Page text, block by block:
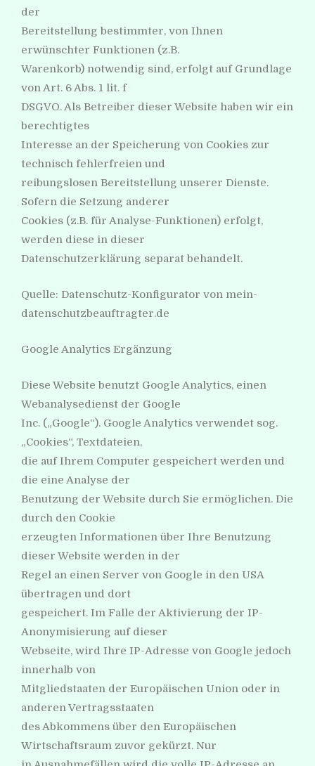
der
Bereitstellung bestimmter, von Ihnen
erwünschter Funktionen (z.B.
Warenkorb) notwendig sind, erfolgt auf Grundlage
von Art. 6 Abs. 1 lit. f
DSGVO. Als Betreiber dieser Website haben wir ein
berechtigtes
Interesse an der Speicherung von Cookies zur
technisch fehlerfreien und
reibungslosen Bereitstellung unserer Dienste.
Sofern die Setzung anderer
Cookies (z.B. für Analyse-Funktionen) erfolgt,
werden diese in dieser
Datenschutzerklärung separat behandelt.
Quelle: Datenschutz-Konfigurator von mein-
datenschutzbeauftragter.de
Google Analytics Ergänzung
Diese Website benutzt Google Analytics, einen
Webanalysedienst der Google
Inc. („Google“). Google Analytics verwendet sog.
„Cookies“, Textdateien,
die auf Ihrem Computer gespeichert werden und
die eine Analyse der
Benutzung der Website durch Sie ermöglichen. Die
durch den Cookie
erzeugten Informationen über Ihre Benutzung
dieser Website werden in der
Regel an einen Server von Google in den USA
übertragen und dort
gespeichert. Im Falle der Aktivierung der IP-
Anonymisierung auf dieser
Webseite, wird Ihre IP-Adresse von Google jedoch
innerhalb von
Mitgliedstaaten der Europäischen Union oder in
anderen Vertragsstaaten
des Abkommens über den Europäischen
Wirtschaftsraum zuvor gekürzt. Nur